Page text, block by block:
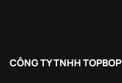
CÔNG TY TNHH TOPBOP